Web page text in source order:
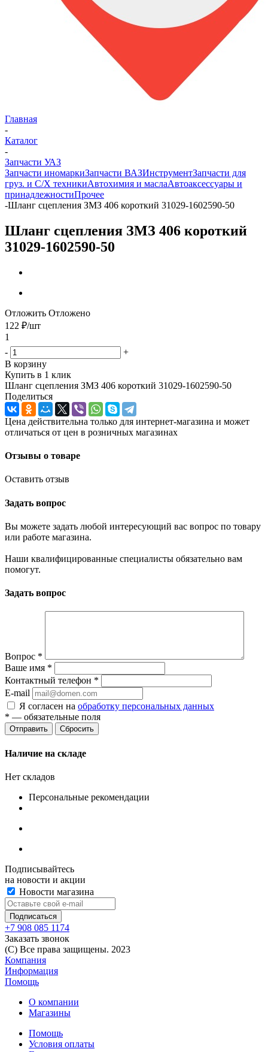
Главная
-
Каталог
-
Запчасти УАЗ
Запчасти иномаркиЗапчасти ВАЗИнструментЗапчасти для
груз. и С/Х техникиАвтохимия и маслаАвтоаксессуары и
принадлежностиПрочее
-Шланг сцепления ЗМЗ 406 короткий 31029-1602590-50
Шланг сцепления ЗМЗ 406 короткий
31029-1602590-50
Отложить Отложено
122 ₽/шт
1
-
+
В корзину
Купить в 1 клик
Шланг сцепления ЗМЗ 406 короткий 31029-1602590-50
Поделиться
Цена действительна только для интернет-магазина и может
отличаться от цен в розничных магазинах
Отзывы о товаре
Оставить отзыв
Задать вопрос
Вы можете задать любой интересующий вас вопрос по товару
или работе магазина.
Наши квалифицированные специалисты обязательно вам
помогут.
Задать вопрос
Вопрос *
Ваше имя *
Контактный телефон *
E-mail
Я согласен на обработку персональных данных
* — обязательные поля
Сбросить
Наличие на складе
Нет складов
Персональные рекомендации
Подписывайтесь
на новости и акции
Новости магазина
+7 908 085 1174
Заказать звонок
(C) Все права защищены. 2023
Компания
Информация
Помощь
О компании
Магазины
Помощь
Условия оплаты